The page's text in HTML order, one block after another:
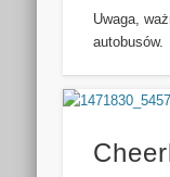
Uwaga,
autobusów.